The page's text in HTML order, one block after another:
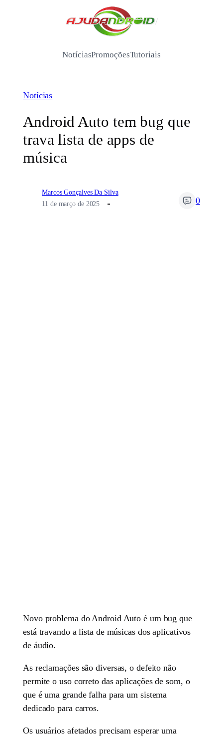
/
NotíciasPromoçõesTutoriais
Notícias
Android Auto tem bug que
trava lista de apps de
música
Marcos Gonçalves Da Silva
11 de março de 2025
0
Novo problema do Android Auto é um bug que
está travando a lista de músicas dos aplicativos
de áudio.
As reclamações são diversas, o defeito não
permite o uso correto das aplicações de som, o
que é uma grande falha para um sistema
dedicado para carros.
Os usuários afetados precisam esperar uma